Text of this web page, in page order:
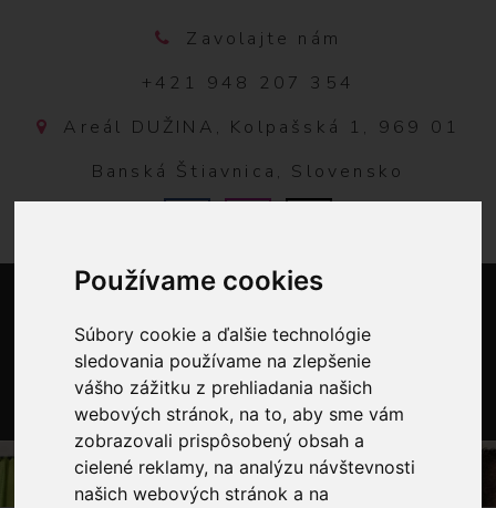
Používame cookies
Súbory cookie a ďalšie technológie
sledovania používame na zlepšenie
vášho zážitku z prehliadania našich
webových stránok, na to, aby sme vám
zobrazovali prispôsobený obsah a
cielené reklamy, na analýzu návštevnosti
našich webových stránok a na
Zavolajte nám
+421 948 207 354
Areál DUŽINA, Kolpašská 1, 969 01
Banská Štiavnica, Slovensko
0